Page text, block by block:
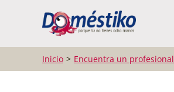
Inicio Encuentra un profesional